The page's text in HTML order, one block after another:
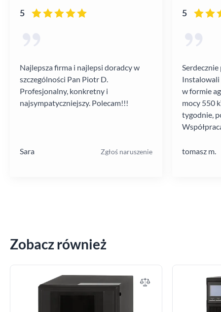
5
Najlepsza firma i najlepsi doradcy w
szczególności Pan Piotr D.
Profesjonalny, konkretny i
najsympatyczniejszy. Polecam!!!
Sara Zgłoś naruszenie
5
Instalowali
w formie
mocy 550
tygodnie,
tomasz m.
Zobacz również